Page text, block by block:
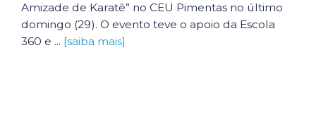
Amizade de Karatê” no CEU Pimentas no último
domingo (29). O evento teve o apoio da Escola
360 e ... [saiba mais]